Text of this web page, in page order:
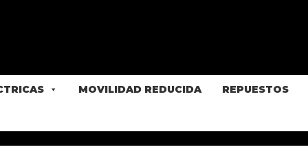
MOVILIDAD REDUCIDA REPUESTOS